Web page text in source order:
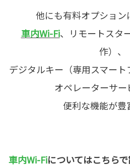
他にも有料オプション
車内Wi-Fi、リモートスタ
作）、
デジタルキー（専用スマート
オペレーターサー
便利な機能が豊
車内Wi-Fiについてはこちら